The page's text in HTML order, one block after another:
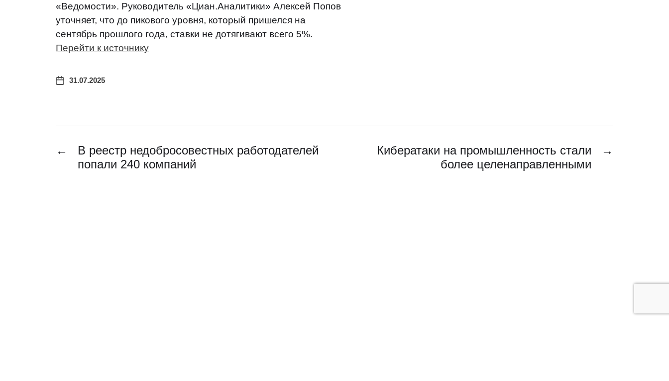
«Ведомости». Руководитель «Циан.Аналитики» Алексей Попов
уточняет, что до пикового уровня, который пришелся на
сентябрь прошлого года, ставки не дотягивают всего 5%.
Перейти к источнику
31.07.2025
←
В реестр недобросовестных работодателей
попали 240 компаний
→
Кибератаки на промышленность стали
более целенаправленными